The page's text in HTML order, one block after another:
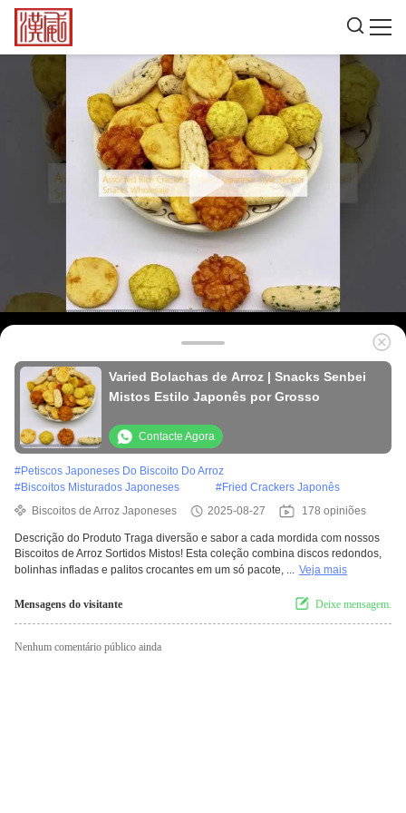
Varied Bolachas de Arroz | Snacks Senbei
Mistos Estilo Japonês por Grosso
Contacte Agora
#Petiscos Japoneses Do Biscoito Do Arroz
#Biscoitos Misturados Japoneses #Fried Crackers Japonês
Biscoitos de Arroz Japoneses
2025-08-27 178 opiniões
Descrição do Produto Traga diversão e sabor a cada mordida com nossos
Biscoitos de Arroz Sortidos Mistos! Esta coleção combina discos redondos,
bolinhas infladas e palitos crocantes em um só pacote, ... Veja mais
Mensagens do visitante Deixe mensagem.
Nenhum comentário público ainda